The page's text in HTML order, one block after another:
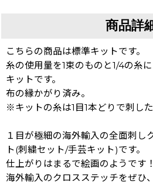
商品詳
こちらの商品は標準キットです。
糸の使用量を1束のものと1/4の糸
キットです。
布の縁かがり済み。
※キットの糸は1目1本どりで刺した
１目が極細の海外輸入の全面刺し
ト(刺繍セット/手芸キット)です。
仕上がりはまるで絵画のようです
海外輸入のクロスステッチをぜひ